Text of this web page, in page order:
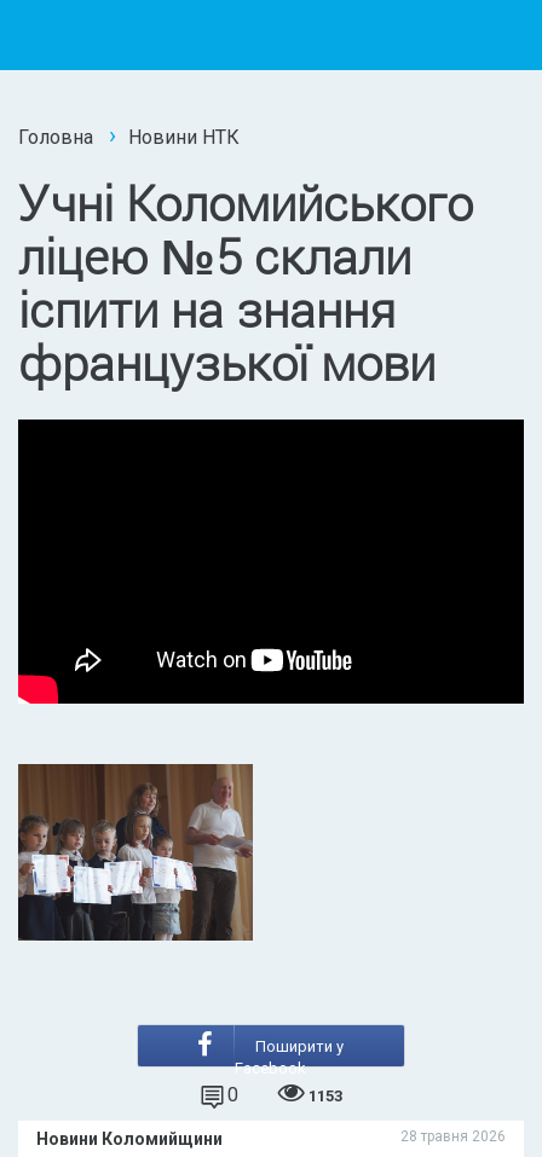
Головна Новини НТК
Учні Коломийського
ліцею №5 склали
іспити на знання
французької мови
Поширити у
Facebook
0 1153
Новини Коломийщини 28 травня 2026